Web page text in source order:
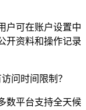
户可在账户设置中
开资料和操作记录
问时间限制？
数平台支持全天候